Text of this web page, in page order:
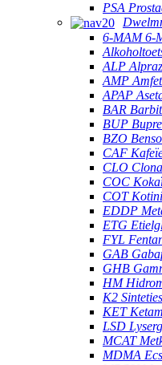
PSA
6-MAM 6-
ALP
AMP
APAP
BAR
BUP
BZO
CAF
CLO
COC
COT
EDDP
ETG
FYL
GAB
GHB
HM
K2
KET
LSD
MCAT
MDMA